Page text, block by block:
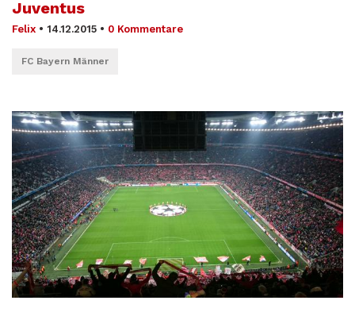
Juventus
Felix • 14.12.2015 • 0 Kommentare
FC Bayern Männer